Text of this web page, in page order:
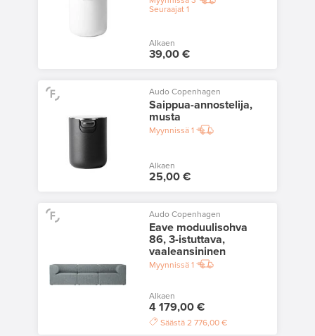
Seuraajat1
Alkaen
39,00 €
Audo Copenhagen
Saippua-annostelija,
musta
Myynnissä1
Alkaen
25,00 €
Audo Copenhagen
Eave moduulisohva
86, 3-istuttava,
vaaleansininen
Myynnissä1
Alkaen
4 179,00 €
Säästä 2 776,00 €